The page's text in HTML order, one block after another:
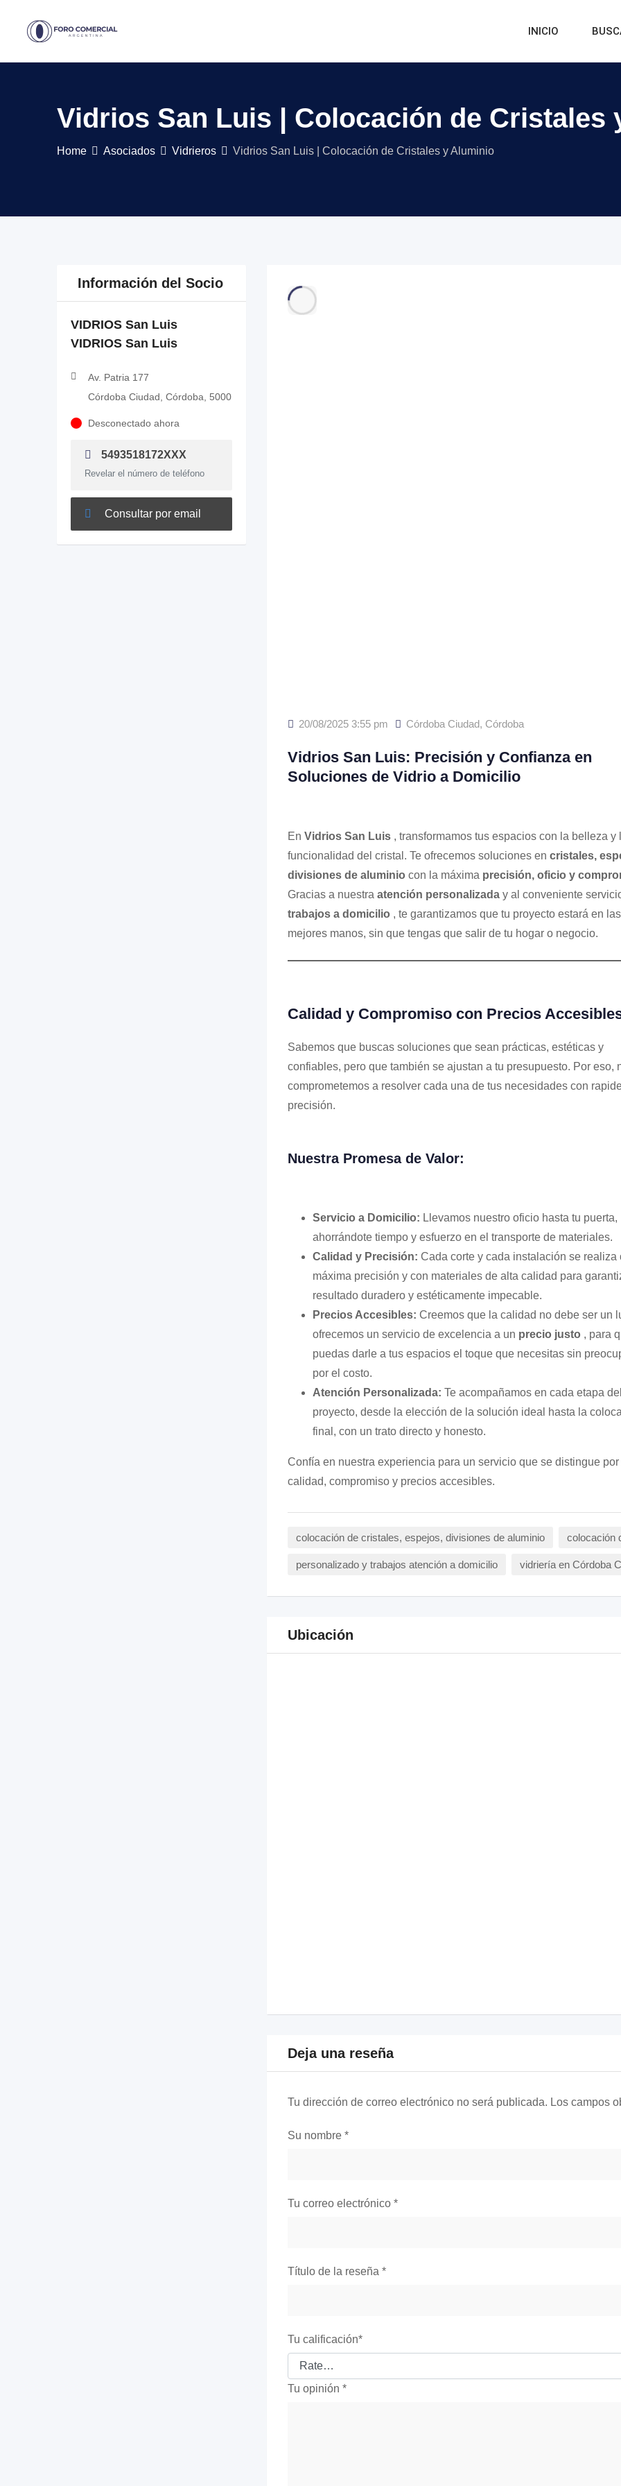
INICIO
Vidrios San Luis | Colocación de Cristales
Home Asociados Vidrieros Vidrios San Luis | Colocación de Cristales y Aluminio
Información del Socio
VIDRIOS San Luis
VIDRIOS San Luis
Av. Patria 177
Córdoba Ciudad, Córdoba, 5000
Desconectado ahora
5493518172XXX
Revelar el número de teléfono
Consultar por email
20/08/2025 3:55 pm Córdoba Ciudad, Córdoba
Vidrios San Luis: Precisión y Confianza en
Soluciones de Vidrio a Domicilio
En Vidrios San Luis, transformamos tus espacios con la belleza y
funcionalidad del cristal. Te ofrecemos soluciones en cristales,
divisiones de aluminio con la máxima precisión, oficio y
Gracias a nuestra atención personalizaday al conveniente
trabajos a domicilio , te garantizamos que tu proyecto estará en las
mejores manos, sin que tengas que salir de tu hogar o negocio.
Calidad y Compromiso con Precios
Sabemos que buscas soluciones que sean prácticas, estéticas y
confiables, pero que también se ajustan a tu presupuesto. Por eso,
comprometemos a resolver cada una de tus necesidades con
precisión.
Nuestra Promesa de Valor:
Servicio a Domicilio: Llevamos nuestro oficio hasta tu puerta,
ahorrándote tiempo y esfuerzo en el transporte de materiales.
Calidad y Precisión: Cada corte y cada instalación se realiza
máxima precisión y con materiales de alta calidad para
resultado duradero y estéticamente impecable.
Precios Accesibles: Creemos que la calidad no debe ser un
ofrecemos un servicio de excelencia a un precio justo , para
puedas darle a tus espacios el toque que necesitas sin
por el costo.
Atención Personalizada: Te acompañamos en cada etapa del
proyecto, desde la elección de la solución ideal hasta la
final, con un trato directo y honesto.
Confía en nuestra experiencia para un servicio que se distingue por
calidad, compromiso y precios accesibles.
colocación de cristales, espejos, divisiones de aluminio colocación
personalizado y trabajos atención a domicilio vidriería en Córdoba
Ubicación
Deja una reseña
Tu dirección de correo electrónico no será publicada. Los campos
Su nombre *
Tu correo electrónico *
Título de la reseña *
Tu calificación*
Tu opinión *